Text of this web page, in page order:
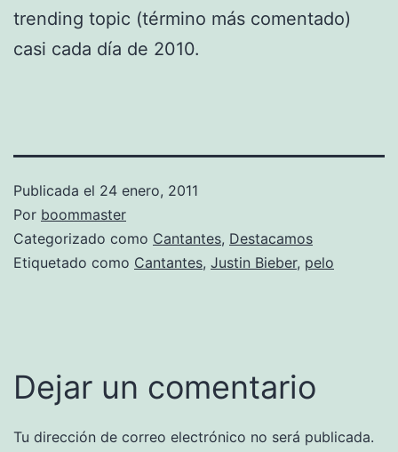
trending topic (término más comentado)
casi cada día de 2010.
Publicada el 24 enero, 2011
Por boommaster
Categorizado como Cantantes, Destacamos
Etiquetado como Cantantes, Justin Bieber, pelo
Dejar un comentario
Tu dirección de correo electrónico no será publicada.